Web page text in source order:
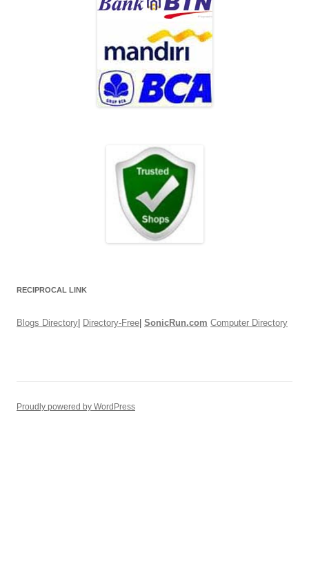
RECIPROCAL LINK
Blogs Directory Directory-Free SonicRun.com Computer Directory
Proudly powered by WordPress